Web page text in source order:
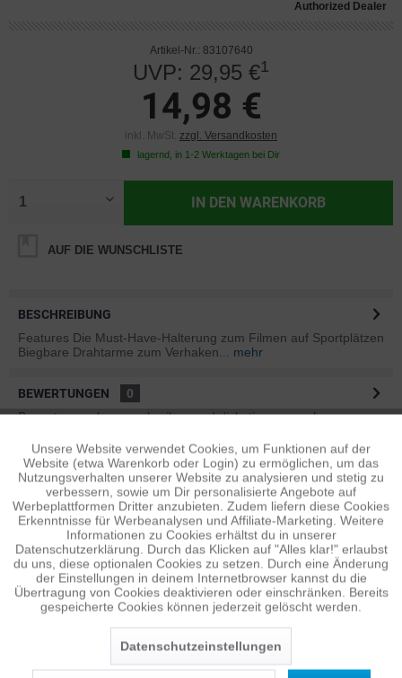
Authorized Dealer
Artikel-Nr.: 83107640
UVP: 29,95 €1
14,98 €
inkl. MwSt. zzgl. Versandkosten
lagernd, in 1-2 Werktagen bei Dir
IN DEN WARENKORB
AUF DIE WUNSCHLISTE
BESCHREIBUNG
Features Die Must-Have-Halterung zum Filmen auf Sportplätzen
Biegbare Drahtarme zum Verhaken...
mehr
BEWERTUNGEN
0
Bewertungen lesen, schreiben und diskutieren...mehr
ÄHNLICHE ARTIKEL
Diese Artikel sind dem Produkt ähnlich ...mehr
Persönliche Empfehlungen
Funktionale Aktiv
Tracking Inaktiv
Personalisierung Inaktiv
Service Inaktiv
Unsere Website verwendet Cookies, um Funktionen auf der
Website (etwa Warenkorb oder Login) zu ermöglichen, um das
Nutzungsverhalten unserer Website zu analysieren und stetig zu
verbessern, sowie um Dir personalisierte Angebote auf
Werbeplattformen Dritter anzubieten. Zudem liefern diese Cookies
Erkenntnisse für Werbeanalysen und Affiliate-Marketing. Weitere
Informationen zu Cookies erhältst du in unserer
Datenschutzerklärung. Durch das Klicken auf "Alles klar!" erlaubst
du uns, diese optionalen Cookies zu setzen. Durch eine Änderung
der Einstellungen in deinem Internetbrowser kannst du die
Übertragung von Cookies deaktivieren oder einschränken. Bereits
gespeicherte Cookies können jederzeit gelöscht werden.
Datenschutzeinstellungen